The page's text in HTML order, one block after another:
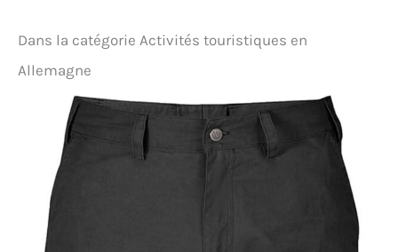
Dans la catégorie Activités touristiques en
Allemagne